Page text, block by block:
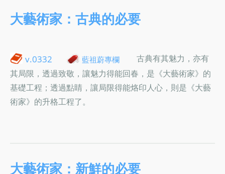
大藝術家：古典的必要
v.0332 藍祖蔚專欄
古典有其魅力，亦有
其局限，透過致敬，讓魅力得能回春，是《大藝術家》的
基礎工程；透過點睛，讓局限得能烙印人心，則是《大藝
術家》的升格工程了。
大藝術家：新鮮的必要